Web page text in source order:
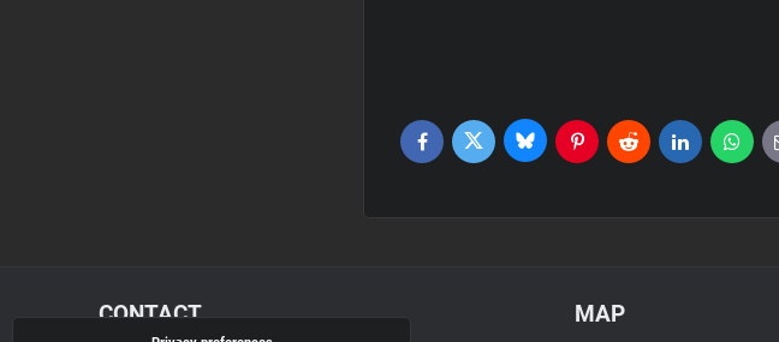
FacebookTwitter BlueskyPinterestReddit LinkedIn
CONTACT MAP